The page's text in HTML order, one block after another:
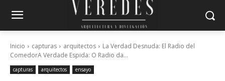
Inicio capturas arquitectos
La Verdad Desnuda: El Radio del
ComedorA Verdade Espida: O Radio da...
capturas arquitectos ensayo